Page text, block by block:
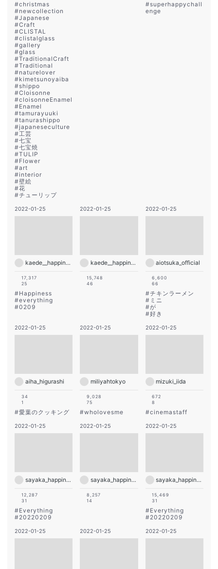
#christmas
#newcollection
#Japanese
#Craft
#CLISTAL
#clistalglass
#gallery
#glass
#TraditionalCraft
#Traditional
#naturelover
#kimetsunoyaiba
#shippo
#Cloisonne
#cloisonneEnamel
#Enamel
#tamurayuuki
#tanurashippo
#japaneseculture
#工芸
#七宝
#七宝焼
#TULIP
#Flower
#art
#interior
#壁絵
#花
#チューリップ
#superhappychall
enge
2022-01-25
kaede__happiness__official
17,317
25
#Happiness
#everything
#0209
2022-01-25
kaede__happiness__official
15,748
46
2022-01-25
aiotsuka_official
6,600
66
#チキンラーメン
# ミニ
#が
#好き
2022-01-25
aiha_higurashi
34
1
#愛葉のクッキング
2022-01-25
miliyahtokyo
9,028
75
#wholovesme
2022-01-25
mizuki_iida
672
8
#cinemastaff
2022-01-25
sayaka_happiness_official
12,287
31
#Everything
#20220209
2022-01-25
sayaka_happiness_official
8,257
14
2022-01-25
sayaka_happiness_official
15,469
31
#Everything
#20220209
2022-01-25 2022-01-25 2022-01-25